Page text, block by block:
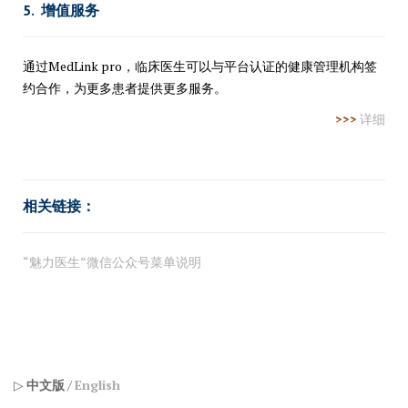
5. 增值服务
通过MedLink pro，临床医生可以与平台认证的健康管理机构签
约合作，为更多患者提供更多服务。
>>> 详细
相关链接：
“魅力医生”微信公众号菜单说明
▷中文版 /English